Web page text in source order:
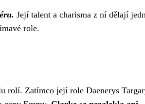
Její talent a charisma z ní dělají
role.
rolí. Zatímco její role Daenerys